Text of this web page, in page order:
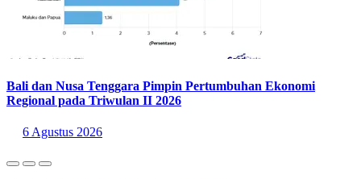
Bali dan Nusa Tenggara Pimpin Pertumbuhan Ekonomi
Regional pada Triwulan II 2026
6 Agustus 2026